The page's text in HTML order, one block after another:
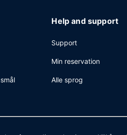
Help and support
Support
Min reservation
Alle sprog